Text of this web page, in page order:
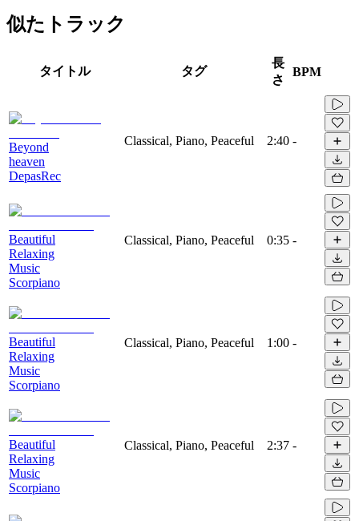
似たトラック
タイトル タグ
長
さ
BPM
Beyond
heaven
DepasRec
Classical, Piano, Peaceful 2:40 -
Beautiful
Relaxing
Music
Scorpiano
Classical, Piano, Peaceful 0:35 -
Beautiful
Relaxing
Music
Scorpiano
Classical, Piano, Peaceful 1:00 -
Beautiful
Relaxing
Music
Scorpiano
Classical, Piano, Peaceful 2:37 -